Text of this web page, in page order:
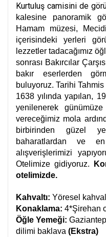
Kurtuluş camisini de
kalesine panoramik
Hamam müzesi,
içerisindeki yerleri
lezzetler tadacağımız
sonrası Bakırcılar
bakır eserlerden
buluyoruz. Tarihi
1638 yılında yapılan,
yenilenerek
vereceğimiz mola
birbirinden güzel
baharatlardan ve
alışverişlerimizi
Otelimize gidiyoruz.
otelimizde.
Kahvaltı: Yöresel
Konaklama: 4*Şirehan
Öğle Yemeği:
dilimi baklava (Ekstra)